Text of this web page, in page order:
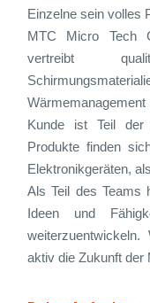
Einzelne sein volles
MTC Micro Tech
vertreibt
Kunde ist Teil der
Produkte finden
Elektronikgeräten,
Als Teil des Teams
Ideen und
aktiv die Zukunft der